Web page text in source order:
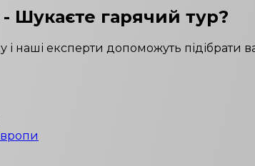
- Шукаєте гарячий тур?
і наші експерти допоможуть підібрати